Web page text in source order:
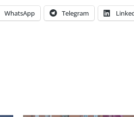
WhatsApp Telegram